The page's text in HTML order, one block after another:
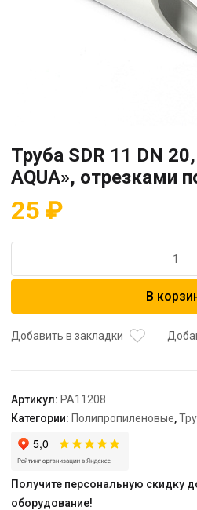
Труба SDR 11 DN
AQUA», отрезками
25 ₽
Труба
DN
AQUA",
отрезками
по
В
Добавить в закладки
Артикул: PA11208
Категории: Полипропиленовые,
Получите персональную скидку
оборудование!